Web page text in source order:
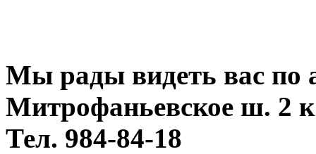
Мы рады видеть вас по
Митрофаньевское ш. 2
Тел. 984-84-18